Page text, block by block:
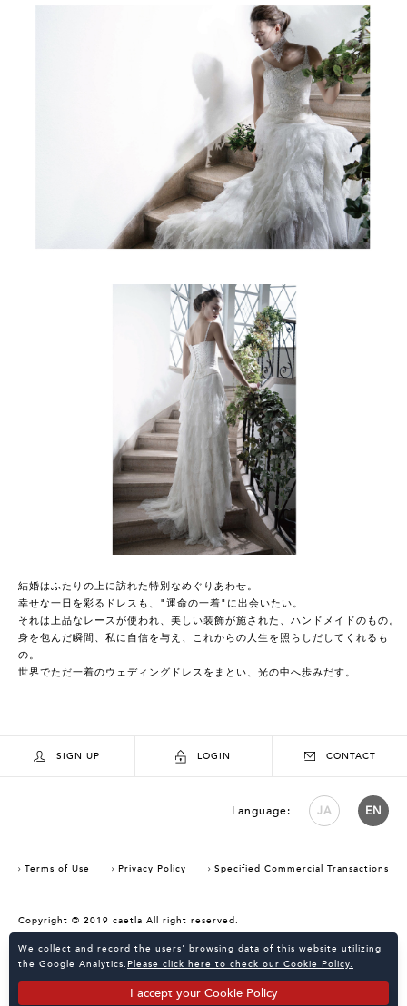
結婚はふたりの上に訪れた特別なめぐりあわせ。
幸せな一日を彩るドレスも、"運命の一着"に出会いたい。
それは上品なレースが使われ、美しい装飾が施された、ハンドメイドのもの。
身を包んだ瞬間、私に自信を与え、これからの人生を照らしだしてくれるも
の。
世界でただ一着のウェディングドレスをまとい、光の中へ歩みだす。
SIGN UP LOGIN CONTACT
Language: JA EN
Terms of Use Privacy Policy Specified Commercial Transactions
Copyright © 2019 caetla All right reserved.
Consent Confirmation for Use of Cookies
We collect and record the users' browsing data of this website utilizing
the Google Analytics. Please click here to check our Cookie Policy.
I accept your Cookie Policy